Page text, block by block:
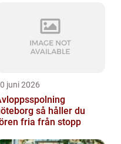
juni 2026
så håller du
fria från stopp